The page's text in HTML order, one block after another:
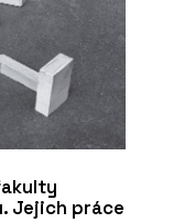
Jejich práce